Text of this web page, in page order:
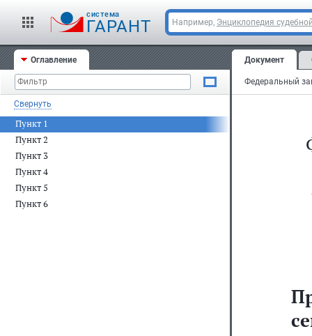
cистема
ГАРАНТ Например, Энциклопедия
Оглавление
Свернуть
Пункт 1
Пункт 2
Пункт 3
Пункт 4
Пункт 5
Пункт 6
Документ